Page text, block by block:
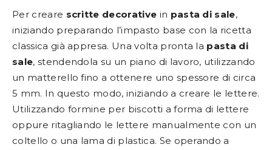
Per creare scritte decorative in pasta di sale,
iniziando preparando l’impasto base con la ricetta
classica già appresa. Una volta pronta la pasta di
sale, stendendola su un piano di lavoro, utilizzando
un matterello fino a ottenere uno spessore di circa
5 mm. In questo modo, iniziando a creare le lettere.
Utilizzando formine per biscotti a forma di lettere
oppure ritagliando le lettere manualmente con un
coltello o una lama di plastica. Se operando a